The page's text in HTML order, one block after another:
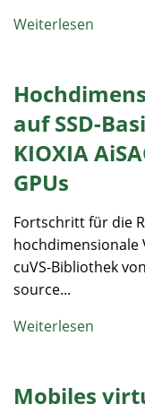
Weiterlesen
auf SSD-
KIOXIA
GPUs
Fortschritt für die
hochdimensionale
cuVS-Bibliothek
source...
Weiterlesen
Mobiles